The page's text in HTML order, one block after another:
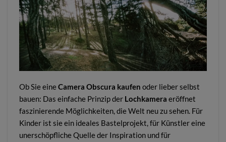
Ob Sie eineCamera Obscura kaufen oder lieber selbst
bauen: Das einfache Prinzip der Lochkamera eröffnet
faszinierende Möglichkeiten, die Welt neu zu sehen. Für
Kinder ist sie ein ideales Bastelprojekt, für Künstler eine
unerschöpfliche Quelle der Inspiration und für